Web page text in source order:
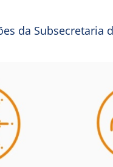
da Subsecretaria